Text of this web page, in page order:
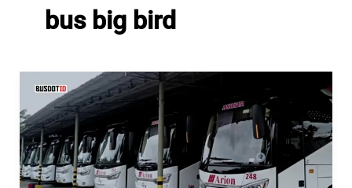
bus big bird